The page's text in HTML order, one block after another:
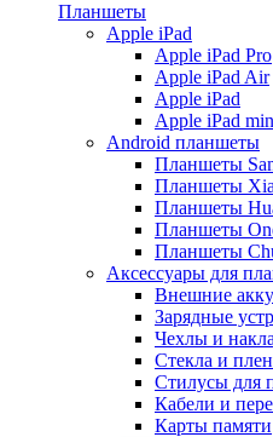
Планшеты
Apple iPad
Apple iPad Pro
Apple iPad Air
Apple iPad
Apple iPad
Android планшеты
Планшеты
Планшеты
Планшеты
Планшеты
Планшеты
Аксессуары для
Внешние
Зарядные
Чехлы и
Стекла и
Стилусы для
Кабели и
Карты памяти